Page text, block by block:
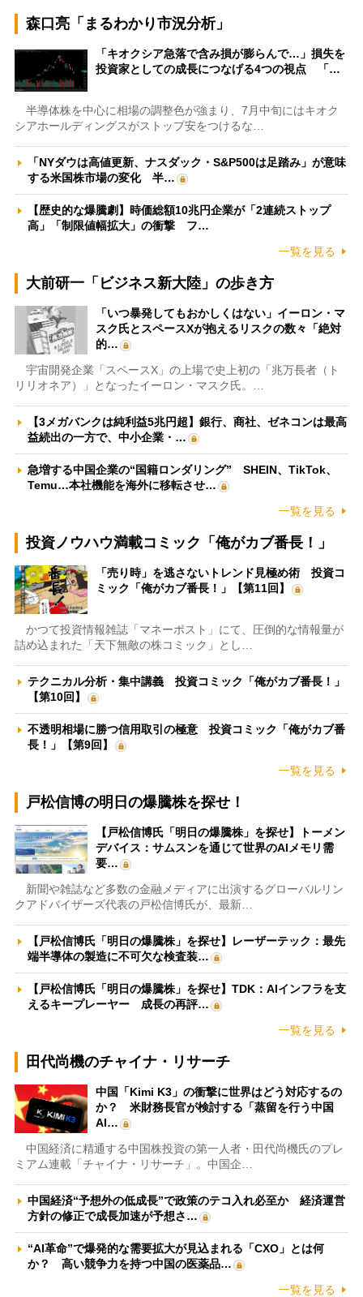
森口亮「まるわかり市況分析」
「キオクシア急落で含み損が膨らんで…」損失を
投資家としての成長につなげる4つの視点 「…
半導体株を中心に相場の調整色が強まり、7月中旬にはキオク
シアホールディングスがストップ安をつけるな…
「NYダウは高値更新、ナスダック・S&P500は足踏み」が意味
する米国株市場の変化 半…
【歴史的な爆騰劇】時価総額10兆円企業が「2連続ストップ
高」「制限値幅拡大」の衝撃 フ…
一覧を見る
大前研一「ビジネス新大陸」の歩き方
「いつ暴発してもおかしくはない」イーロン・マ
スク氏とスペースXが抱えるリスクの数々「絶対
的…
宇宙開発企業「スペースX」の上場で史上初の「兆万長者（ト
リリオネア）」となったイーロン・マスク氏。…
【3メガバンクは純利益5兆円超】銀行、商社、ゼネコンは最高
益続出の一方で、中小企業・…
急増する中国企業の“国籍ロンダリング” SHEIN、TikTok、
Temu…本社機能を海外に移転させ…
一覧を見る
投資ノウハウ満載コミック「俺がカブ番長！」
「売り時」を逃さないトレンド見極め術 投資コ
ミック「俺がカブ番長！」【第11回】
かつて投資情報雑誌「マネーポスト」にて、圧倒的な情報量が
詰め込まれた「天下無敵の株コミック」とし…
テクニカル分析・集中講義 投資コミック「俺がカブ番長！」
【第10回】
不透明相場に勝つ信用取引の極意 投資コミック「俺がカブ番
長！」【第9回】
一覧を見る
戸松信博の明日の爆騰株を探せ！
【戸松信博氏「明日の爆騰株」を探せ】トーメン
デバイス：サムスンを通じて世界のAIメモリ需
要…
新聞や雑誌など多数の金融メディアに出演するグローバルリン
クアドバイザーズ代表の戸松信博氏が、最新…
【戸松信博氏「明日の爆騰株」を探せ】レーザーテック：最先
端半導体の製造に不可欠な検査装…
【戸松信博氏「明日の爆騰株」を探せ】TDK：AIインフラを支
えるキープレーヤー 成長の再評…
一覧を見る
田代尚機のチャイナ・リサーチ
中国「Kimi K3」の衝撃に世界はどう対応するの
か？ 米財務長官が検討する「蒸留を行う中国
AI…
中国経済に精通する中国株投資の第一人者・田代尚機氏のプレ
ミアム連載「チャイナ・リサーチ」。中国企…
中国経済“予想外の低成長”で政策のテコ入れ必至か 経済運営
方針の修正で成長加速が予想さ…
“AI革命”で爆発的な需要拡大が見込まれる「CXO」とは何
か？ 高い競争力を持つ中国の医薬品…
一覧を見る